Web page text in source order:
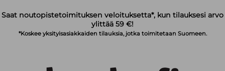
Saat noutopistetoimituksen veloituksetta*, kun tilauksesi arvo
ylittää 59 €!
*Koskee yksityisasiakkaiden tilauksia, jotka toimitetaan Suomeen.